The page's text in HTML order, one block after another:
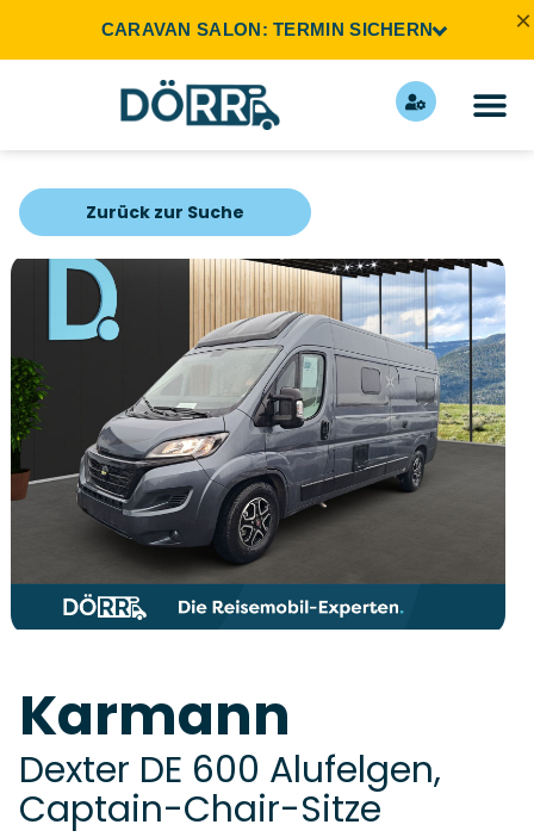
Zurück zur Suche
Karmann
Dexter DE 600 Alufelgen,
Captain-Chair-Sitze
CARAVAN SALON: TERMIN SICHERN ×